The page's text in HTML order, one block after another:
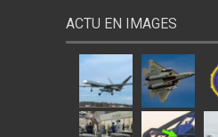
ACTU EN IMAGES